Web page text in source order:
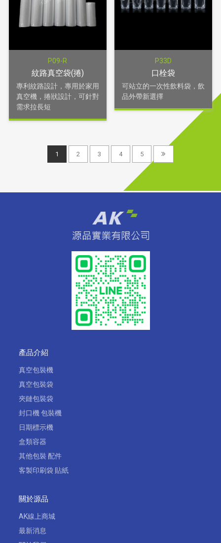
P09-R
紋路真空袋(捲)
專利紋路設計，專用於家用
真空機，捲狀設計，可針對
需求拉長短
P33D
口栓袋
可站立的一次性飲料袋，飲
品外帶新選擇
1 2 3 4 5
產品介紹
真空包裝機
真空包裝袋
夾鏈包裝袋
封口機 包裝機
日期標示機
盒類容器
其他包裝 配件
客製印刷袋 貼紙
關於源品
AK線上商城
最新消息